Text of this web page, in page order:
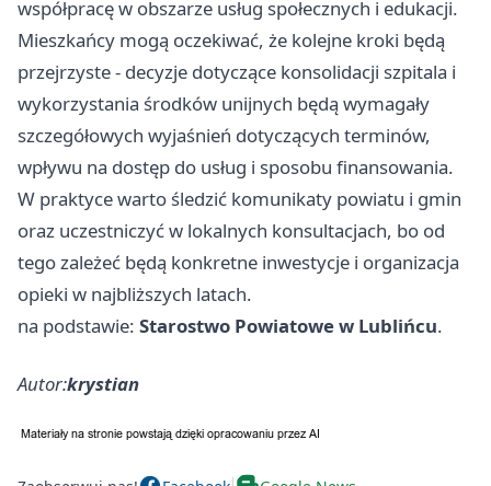
współpracę w obszarze usług społecznych i edukacji.
Mieszkańcy mogą oczekiwać, że kolejne kroki będą
przejrzyste - decyzje dotyczące konsolidacji szpitala i
wykorzystania środków unijnych będą wymagały
szczegółowych wyjaśnień dotyczących terminów,
wpływu na dostęp do usług i sposobu finansowania.
W praktyce warto śledzić komunikaty powiatu i gmin
oraz uczestniczyć w lokalnych konsultacjach, bo od
tego zależeć będą konkretne inwestycje i organizacja
opieki w najbliższych latach.
na podstawie: Starostwo Powiatowe w Lublińcu.
Autor:krystian